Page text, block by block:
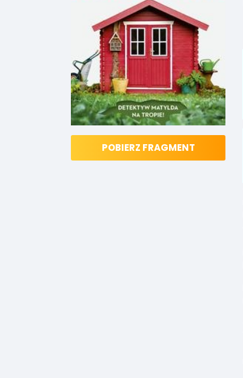
POBIERZ FRAGMENT